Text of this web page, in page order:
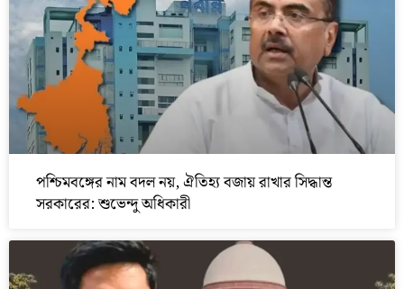
পশ্চিমবঙ্গের নাম বদল নয়, ঐতিহ্য বজায় রাখার সিদ্ধান্ত
সরকারের: শুভেন্দু অধিকারী